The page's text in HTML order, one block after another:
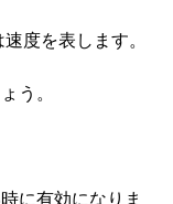
度を表します。
う。
に有効になりま